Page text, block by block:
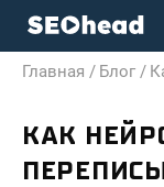
Главная / Блог /
КАК